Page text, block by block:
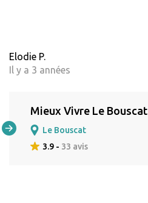
Elodie P.
Il y a 3 années
Mieux Vivre Le Bouscat
Le Bouscat
3.9 - 33 avis